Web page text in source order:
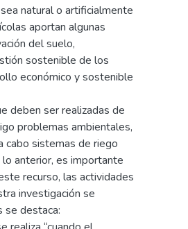
natural o artificialmente
aportan algunas
del suelo,
sostenible de los
económico y sostenible
deben ser realizadas de
problemas ambientales,
cabo sistemas de riego
lo anterior, es importante
recurso, las actividades
investigación se
se destaca: